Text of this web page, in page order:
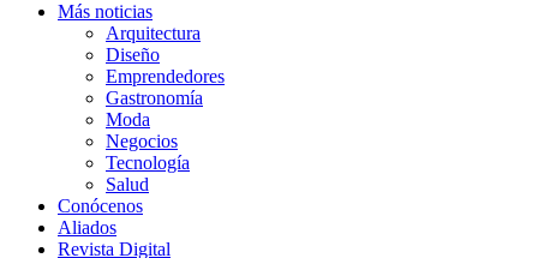
Más noticias
Arquitectura
Diseño
Emprendedores
Gastronomía
Moda
Negocios
Tecnología
Salud
Conócenos
Aliados
Revista Digital